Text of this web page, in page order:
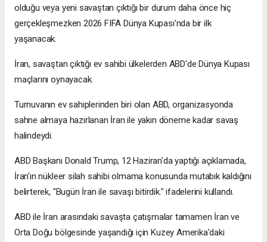
olduğu veya yeni savaştan çıktığı bir durum daha önce hiç
gerçekleşmezken 2026 FIFA Dünya Kupası'nda bir ilk
yaşanacak.
İran, savaştan çıktığı ev sahibi ülkelerden ABD'de Dünya Kupası
maçlarını oynayacak.
Turnuvanın ev sahiplerinden biri olan ABD, organizasyonda
sahne almaya hazırlanan İran ile yakın döneme kadar savaş
halindeydi.
ABD Başkanı Donald Trump, 12 Haziran'da yaptığı açıklamada,
İran'ın nükleer silah sahibi olmama konusunda mutabık kaldığını
belirterek, "Bugün İran ile savaşı bitirdik." ifadelerini kullandı.
ABD ile İran arasındaki savaşta çatışmalar tamamen İran ve
Orta Doğu bölgesinde yaşandığı için Kuzey Amerika'daki